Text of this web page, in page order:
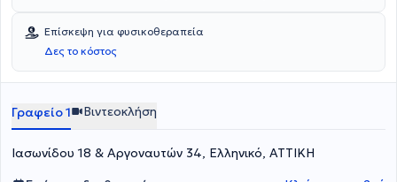
Επίσκεψη για φυσικοθεραπεία
Δες το κόστος
Γραφείο 1 Βιντεοκλήση
Ιασωνίδου 18 & Αργοναυτών 34, Ελληνικό, ΑΤΤΙΚΗ